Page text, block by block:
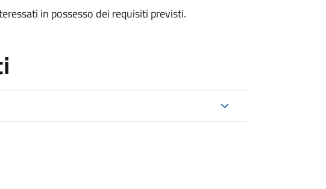
in possesso dei requisiti previsti.